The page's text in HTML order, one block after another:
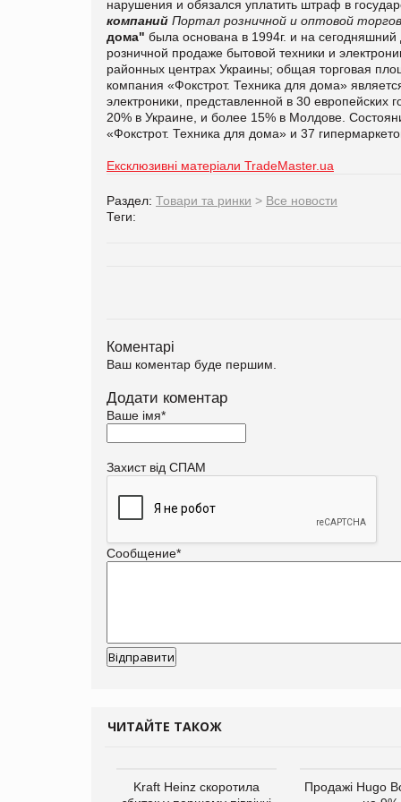
нарушения и обязался уплатить штраф в
компаний Портал розничной и оптовой
дома" была основана в 1994г. и на
розничной продаже бытовой техники и
районных центрах Украины; общая торговая
компания «Фокстрот. Техника для дома»
электроники, представленной в 30 европейских
20% в Украине, и более 15% в Молдове.
«Фокстрот. Техника для дома» и 37
Ексклюзивні матеріали TradeMaster.ua
Раздел: Товари та ринки > Все новости
Теги:
Коментарі
Ваш коментар буде першим.
Додати коментар
Ваше імя*
Захист від СПАМ
Сообщение*
ЧИТАЙТЕ ТАКОЖ
Kraft Heinz скоротила
Продажі Hugo